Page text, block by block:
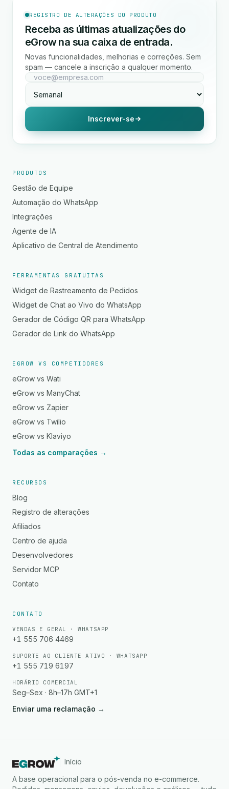
REGISTRO DE ALTERAÇÕES DO PRODUTO
Receba as últimas atualizações do
eGrow na sua caixa de entrada.
Novas funcionalidades, melhorias e correções. Sem
spam — cancele a inscrição a qualquer momento.
Inscrever-se
PRODUTOS
Gestão de Equipe
Automação do WhatsApp
Integrações
Agente de IA
Aplicativo de Central de Atendimento
FERRAMENTAS GRATUITAS
Widget de Rastreamento de Pedidos
Widget de Chat ao Vivo do WhatsApp
Gerador de Código QR para WhatsApp
Gerador de Link do WhatsApp
EGROW VS COMPETIDORES
eGrow vs Wati
eGrow vs ManyChat
eGrow vs Zapier
eGrow vs Twilio
eGrow vs Klaviyo
Todas as comparações →
RECURSOS
Blog
Registro de alterações
Afiliados
Centro de ajuda
Desenvolvedores
Servidor MCP
Contato
CONTATO
VENDAS E GERAL · WHATSAPP
+1 555 706 4469
SUPORTE AO CLIENTE ATIVO · WHATSAPP
+1 555 719 6197
HORÁRIO COMERCIAL
Seg–Sex · 8h–17h GMT+1
Enviar uma reclamação →
Início
A base operacional para o pós-venda no e-commerce.